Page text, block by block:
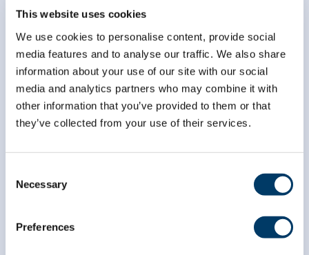
This website uses cookies
We use cookies to personalise content, provide social
media features and to analyse our traffic. We also share
information about your use of our site with our social
media and analytics partners who may combine it with
other information that you’ve provided to them or that
they’ve collected from your use of their services.
Selection
Necessary
Preferences
Courriel*
Prénom*
*